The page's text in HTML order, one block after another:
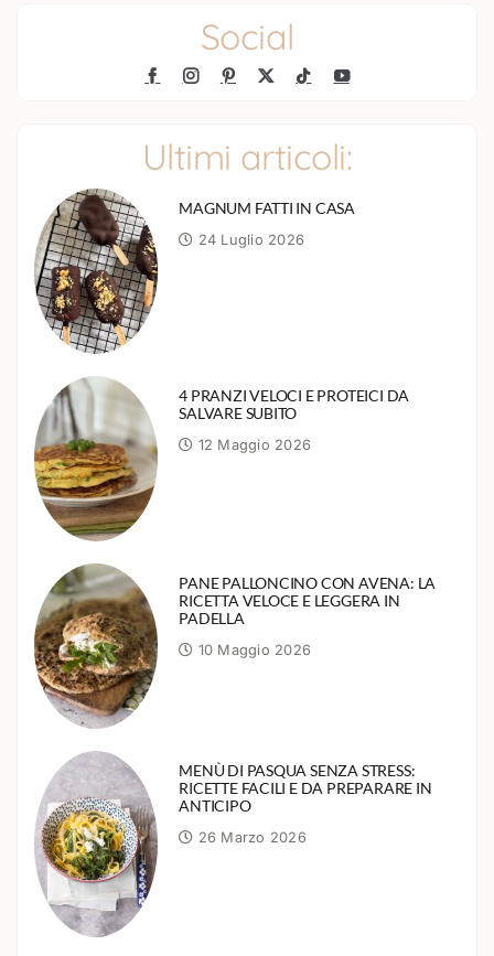
Social
Ultimi articoli:
MAGNUM FATTI IN CASA
24 Luglio 2026
4 PRANZI VELOCI E PROTEICI DA
SALVARE SUBITO
12 Maggio 2026
PANE PALLONCINO CON AVENA: LA
RICETTA VELOCE E LEGGERA IN
PADELLA
10 Maggio 2026
MENÙ DI PASQUA SENZA STRESS:
RICETTE FACILI E DA PREPARARE IN
ANTICIPO
26 Marzo 2026